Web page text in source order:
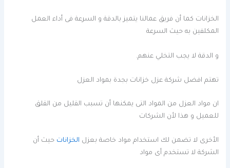
الخزانات كما أن فريق عمالنا يتميز بالدقة و السرعة فى أداء العمل
المكلفين به حيث السرعة
و الدقة لا يجب التخلي عنهم.
تهتم افضل شركة عزل خزانات بجدة بمواد العزل
ان مواد العزل من المواد التى يمكنها أن تسبب القليل من القلق
للعميل و هذا لأن الشركات
الأخرى لا تضمن لك استخدام مواد خاصة بعزل الخزانات حيث أن
الشركة لا تستخدم أى مواد